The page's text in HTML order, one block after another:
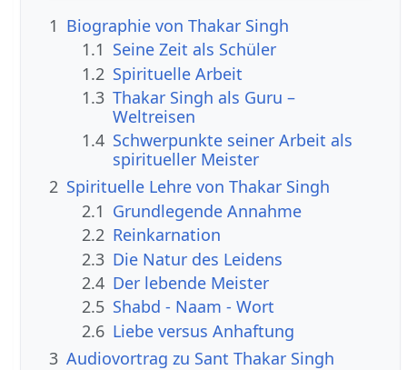
1 Biographie von Thakar Singh
1.1 Seine Zeit als Schüler
1.2 Spirituelle Arbeit
1.3 Thakar Singh als Guru –
Weltreisen
1.4 Schwerpunkte seiner Arbeit als
spiritueller Meister
2 Spirituelle Lehre von Thakar Singh
2.1 Grundlegende Annahme
2.2 Reinkarnation
2.3 Die Natur des Leidens
2.4 Der lebende Meister
2.5 Shabd - Naam - Wort
2.6 Liebe versus Anhaftung
3 Audiovortrag zu Sant Thakar Singh